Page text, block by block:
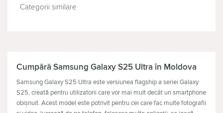
Categorii similare
Cumpără Samsung Galaxy S25 Ultra în Moldova
Samsung Galaxy S25 Ultra este versiunea flagship a seriei Galaxy
S25, creată pentru utilizatorii care vor mai mult decât un smartphone
obișnuit. Acest model este potrivit pentru cei care fac multe fotografii